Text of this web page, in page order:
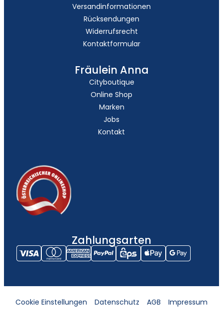
Versandinformationen
Rücksendungen
Widerrufsrecht
Kontaktformular
Fräulein Anna
Cityboutique
Online Shop
Marken
Jobs
Kontakt
Zahlungsarten
Cookie Einstellungen Datenschutz AGB Impressum